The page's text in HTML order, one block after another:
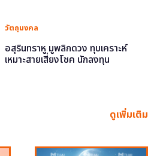
วัตถุมงคล
อสุรินทราหู มูพลิกดวง ทุบเคราะห์
เหมาะสายเสี่ยงโชค นักลงทุน
ดูเพิ่มเติม